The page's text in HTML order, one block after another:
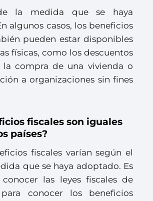
la medida que se haya
algunos casos, los beneficios
pueden estar disponibles
físicas, como los descuentos
la compra de una vivienda o
a organizaciones sin fines
fiscales son iguales
países?
fiscales varían según el
que se haya adoptado. Es
las leyes fiscales de
conocer los beneficios